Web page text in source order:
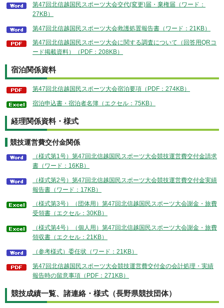
第47回北信越国民スポーツ大会交代(変更)届・棄権届（ワード：
27KB）
第47回北信越国民スポーツ大会救護処置報告書（ワード：21KB）
第47回北信越国民スポーツ大会に関する調査について（回答用QRコ
ード掲載資料）（PDF：208KB）
宿泊関係資料
第47回北信越国民スポーツ大会宿泊要項（PDF：274KB）
宿泊申込書・宿泊者名簿（エクセル：75KB）
経理関係資料・様式
競技運営費交付金関係
（様式第1号）第47回北信越国民スポーツ大会競技運営費交付金請求
書（ワード：16KB）
（様式第2号）第47回北信越国民スポーツ大会競技運営費交付金実績
報告書（ワード：17KB）
（様式第3号）（団体用）第47回北信越国民スポーツ大会謝金・旅費
受領書（エクセル：30KB）
（様式第4号）（個人用）第47回北信越国民スポーツ大会謝金・旅費
領収書（エクセル：21KB）
（参考様式）委任状（ワード：21KB）
第47回北信越国民スポーツ大会競技運営費交付金の会計処理・実績
報告時の留意事項（PDF：271KB）
競技成績一覧、諸連絡・様式（長野県競技団体）